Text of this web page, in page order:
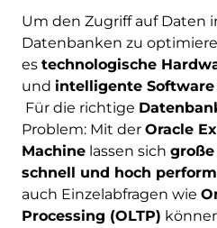
Um den Zugriff auf Daten
Datenbanken zu
es technologische
und intelligente Software
Für die richtige
Problem: Mit der Oracle
Machine lassen sich
schnell und hoch
auch Einzelabfragen wie
Processing (OLTP)